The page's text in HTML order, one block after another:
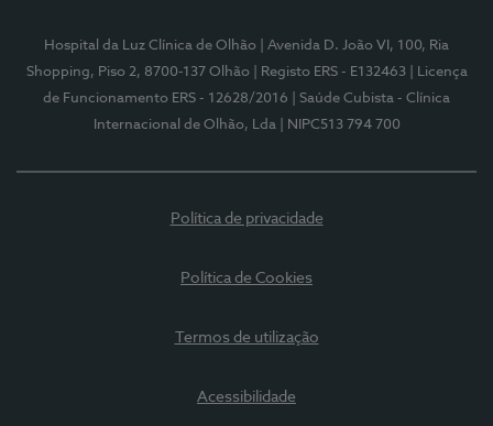
Hospital da Luz Clínica de Olhão
| Avenida D. João VI, 100, Ria
Shopping, Piso 2, 8700-137 Olhão
| Registo ERS - E132463
| Licença
de Funcionamento ERS - 12628/2016
| Saúde Cubista - Clínica
Internacional de Olhão, Lda
| NIPC513 794 700
Política de privacidade
Política de Cookies
Termos de utilização
Acessibilidade